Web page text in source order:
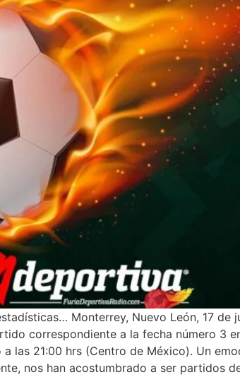
Monterrey, Nuevo León, 17
correspondiente a la fecha número 3
21:00 hrs (Centro de México). Un
nos han acostumbrado a ser partidos